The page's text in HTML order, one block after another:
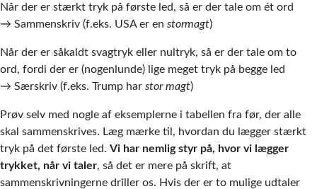
Når der er stærkt tryk på første led, så er der tale om ét ord
→ Sammenskriv (f.eks. USA er en stormagt)
Når der er såkaldt svagtryk eller nultryk, så er der tale om to
ord, fordi der er (nogenlunde) lige meget tryk på begge led
→ Særskriv (f.eks. Trump har stor magt)
Prøv selv med nogle af eksemplerne i tabellen fra før, der alle
skal sammenskrives. Læg mærke til, hvordan du lægger stærkt
tryk på det første led. Vi har nemlig styr på, hvor vi lægger
trykket, når vi taler, så det er mere på skrift, at
sammenskrivningerne driller os. Hvis der er to mulige udtaler